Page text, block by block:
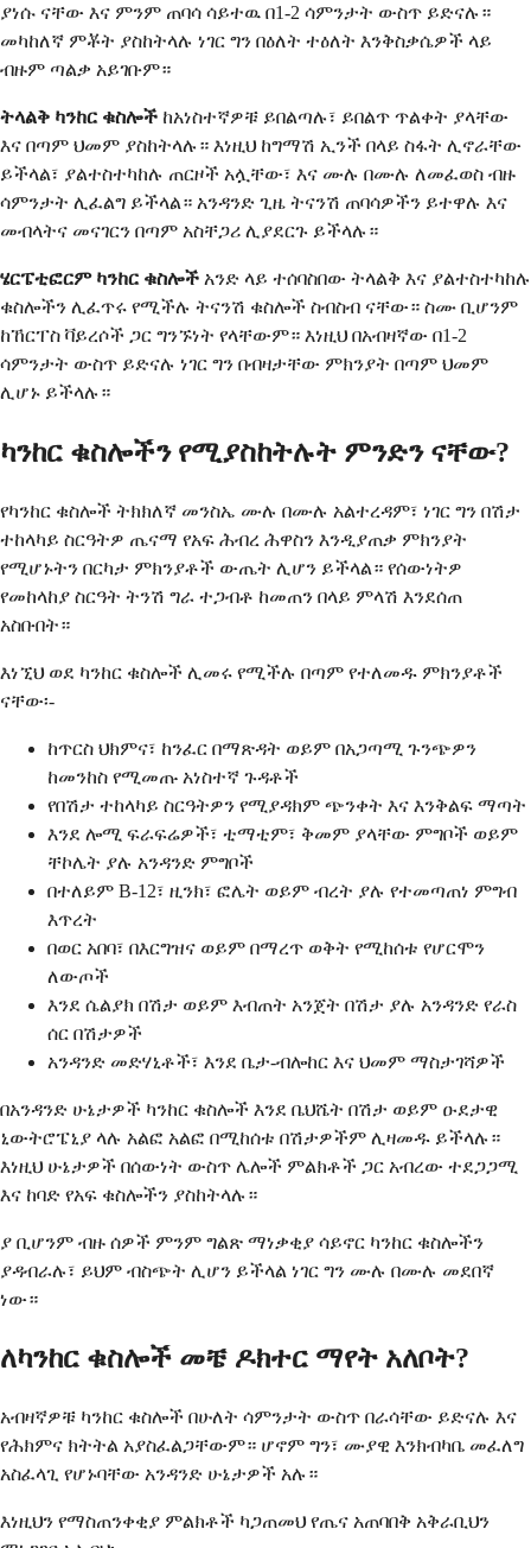
ያነሱ ናቸው እና ምንም ጠባሳ ሳይተዉ በ1-2 ሳምንታት ውስጥ ይድናሉ።
መካከለኛ ምቾት ያስከትላሉ ነገር ግን በዕለት ተዕለት እንቅስቃሴዎች ላይ
ብዙም ጣልቃ አይገቡም።
ትላልቅ ካንከር ቁስሎች ከአነስተኛዎቹ ይበልጣሉ፣ ይበልጥ ጥልቀት ያላቸው
እና በጣም ህመም ያስከትላሉ። እነዚህ ከግማሽ ኢንች በላይ ስፋት ሊኖራቸው
ይችላል፣ ያልተስተካከሉ ጠርዞች አሏቸው፣ እና ሙሉ በሙሉ ለመፈወስ ብዙ
ሳምንታት ሊፈልግ ይችላል። አንዳንድ ጊዜ ትናንሽ ጠባሳዎችን ይተዋሉ እና
መብላትና መናገርን በጣም አስቸጋሪ ሊያደርጉ ይችላሉ።
ሄርፔቲፎርም ካንከር ቁስሎች አንድ ላይ ተሰባስበው ትላልቅ እና ያልተስተካከሉ
ቁስሎችን ሊፈጥሩ የሚችሉ ትናንሽ ቁስሎች ስብስብ ናቸው። ስሙ ቢሆንም
ከኸርፐስ ቫይረሶች ጋር ግንኙነት የላቸውም። እነዚህ በአብዛኛው በ1-2
ሳምንታት ውስጥ ይድናሉ ነገር ግን በብዛታቸው ምክንያት በጣም ህመም
ሊሆኑ ይችላሉ።
ካንከር ቁስሎችን የሚያስከትሉት ምንድን ናቸው?
የካንከር ቁስሎች ትክክለኛ መንስኤ ሙሉ በሙሉ አልተረዳም፣ ነገር ግን በሽታ
ተከላካይ ስርዓትዎ ጤናማ የአፍ ሕብረ ሕዋስን እንዲያጠቃ ምክንያት
የሚሆኑትን በርካታ ምክንያቶች ውጤት ሊሆን ይችላል። የሰውነትዎ
የመከላከያ ስርዓት ትንሽ ግራ ተጋብቶ ከመጠን በላይ ምላሽ እንደሰጠ
አስቡበት።
እነኚህ ወደ ካንከር ቁስሎች ሊመሩ የሚችሉ በጣም የተለመዱ ምክንያቶች
ናቸው፡-
ከጥርስ ህክምና፣ ከንፈር በማጽዳት ወይም በአጋጣሚ ጉንጭዎን
ከመንከስ የሚመጡ አነስተኛ ጉዳቶች
የበሽታ ተከላካይ ስርዓትዎን የሚያዳክም ጭንቀት እና እንቅልፍ ማጣት
እንደ ሎሚ ፍራፍሬዎች፣ ቲማቲም፣ ቅመም ያላቸው ምግቦች ወይም
ቸኮሌት ያሉ አንዳንድ ምግቦች
በተለይም B-12፣ ዚንክ፣ ፎሌት ወይም ብረት ያሉ የተመጣጠነ ምግብ
እጥረት
በወር አበባ፣ በእርግዝና ወይም በማረጥ ወቅት የሚከሰቱ የሆርሞን
ለውጦች
እንደ ሴልያክ በሽታ ወይም እብጠት አንጀት በሽታ ያሉ አንዳንድ የራስ
ሰር በሽታዎች
አንዳንድ መድሃኒቶች፣ እንደ ቤታ-ብሎከር እና ህመም ማስታገሻዎች
በአንዳንድ ሁኔታዎች ካንከር ቁስሎች እንደ ቤህሼት በሽታ ወይም ዑደታዊ
ኒውትሮፔኒያ ላሉ አልፎ አልፎ በሚከሰቱ በሽታዎችም ሊዛመዱ ይችላሉ።
እነዚህ ሁኔታዎች በሰውነት ውስጥ ሌሎች ምልክቶች ጋር አብረው ተደጋጋሚ
እና ከባድ የአፍ ቁስሎችን ያስከትላሉ።
ያ ቢሆንም ብዙ ሰዎች ምንም ግልጽ ማነቃቂያ ሳይኖር ካንከር ቁስሎችን
ያዳብራሉ፣ ይህም ብስጭት ሊሆን ይችላል ነገር ግን ሙሉ በሙሉ መደበኛ
ነው።
ለካንከር ቁስሎች መቼ ዶክተር ማየት አለቦት?
አብዛኛዎቹ ካንከር ቁስሎች በሁለት ሳምንታት ውስጥ በራሳቸው ይድናሉ እና
የሕክምና ክትትል አያስፈልጋቸውም። ሆኖም ግን፣ ሙያዊ እንክብካቤ መፈለግ
አስፈላጊ የሆኑባቸው አንዳንድ ሁኔታዎች አሉ።
እነዚህን የማስጠንቀቂያ ምልክቶች ካጋጠመህ የጤና አጠባበቅ አቅራቢህን